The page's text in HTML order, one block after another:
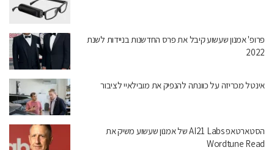
פרופ' אמנון שעשוע קיבל את פרס החדשנות בניידות לשנת
2022
אינטל מכריזה על כוונתה להנפיק את מובילאיי לציבור
הסטארטאפ AI21 Labs של אמנון שעשוע משיק את
Wordtune Read